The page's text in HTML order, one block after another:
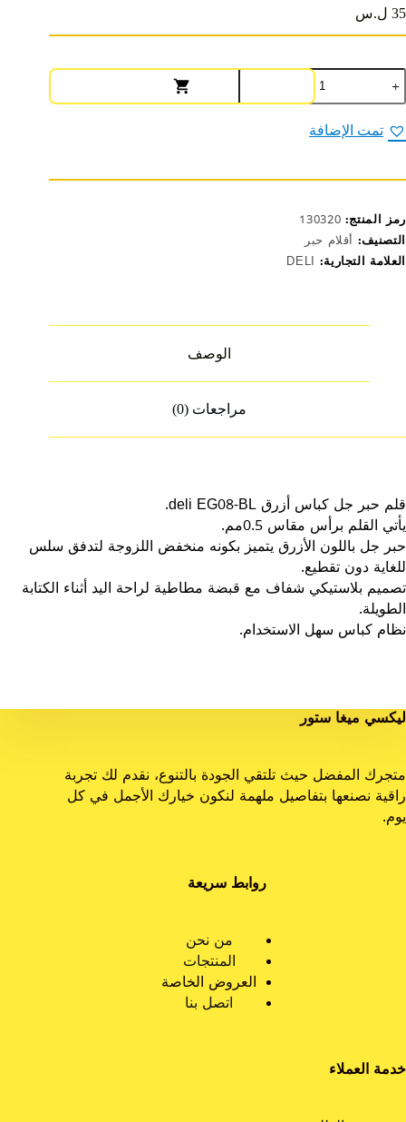
35 ل.س
كمية
ديلي
قلم
حبر
جل
(0.5)مم
EG08-
BL
تمت الإضافة
رمز المنتج: 130320
التصنيف: أقلام حبر
العلامة التجارية: DELI
الوصف
مراجعات (0)
قلم حبر جل كباس أزرق deli EG08-BL.
يأتي القلم برأس مقاس 0.5مم.
حبر جل باللون الأزرق يتميز بكونه منخفض اللزوجة لتدفق سلس
للغاية دون تقطيع.
تصميم بلاستيكي شفاف مع قبضة مطاطية لراحة اليد أثناء الكتابة
الطويلة.
نظام كباس سهل الاستخدام.
ليكسي ميغا ستور
متجرك المفضل حيث تلتقي الجودة بالتنوع، نقدم لك تجربة
راقية نصنعها بتفاصيل ملهمة لنكون خيارك الأجمل في كل
يوم.
روابط سريعة
من نحن
المنتجات
العروض الخاصة
اتصل بنا
خدمة العملاء